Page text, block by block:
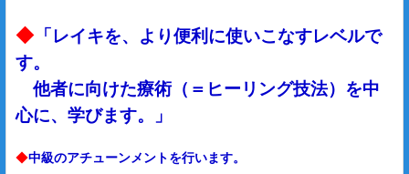
◆ 「レイキを、より便利に使いこなすレベルで
す。
他者に向けた療術（＝ヒーリング技法）を中
心に、学びます。」
◆中級のアチューンメントを行います。